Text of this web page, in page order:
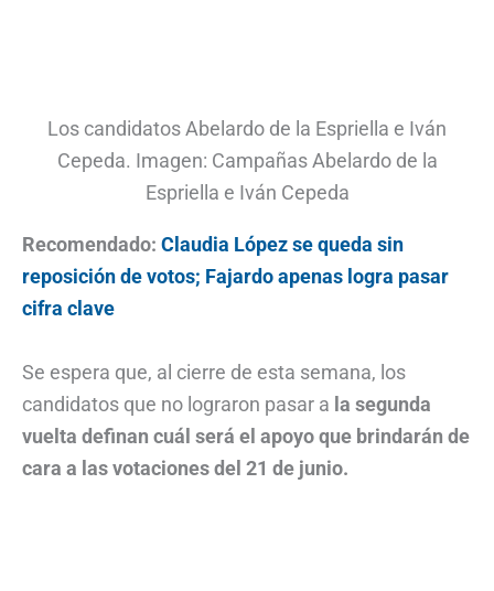
Los candidatos Abelardo de la Espriella e Iván
Cepeda. Imagen: Campañas Abelardo de la
Espriella e Iván Cepeda
Recomendado: Claudia López se queda sin
reposición de votos; Fajardo apenas logra pasar
cifra clave
Se espera que, al cierre de esta semana, los
candidatos que no lograron pasar a la segunda
vuelta definan cuál será el apoyo que brindarán de
cara a las votaciones del 21 de junio.